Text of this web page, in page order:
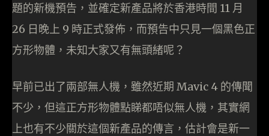
題的新機預告，並確定新產品將於香港時間 11 月
26 日晚上 9 時正式發佈，而預告中只見一個黑色正
方形物體，未知大家又有無頭緒呢？
早前已出了兩部無人機，雖然近期 Mavic 4 的傳聞
不少，但這正方形物體點睇都唔似無人機，其實網
上也有不少關於這個新產品的傳言，估計會是新一